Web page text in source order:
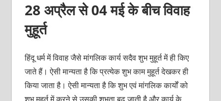
28 अप्रैल से 04 मई के बीच विवाह
मुहूर्त
हिंदू धर्म में विवाह जैसे मांगलिक कार्य सदैव शुभ मुहूर्त में ही किए
जाते हैं। ऐसी मान्यता है कि प्रत्येक शुभ काम मुहूर्त देखकर ही
किया जाता है। ऐसी मान्यता है कि शुभ एवं मांगलिक कार्यों को